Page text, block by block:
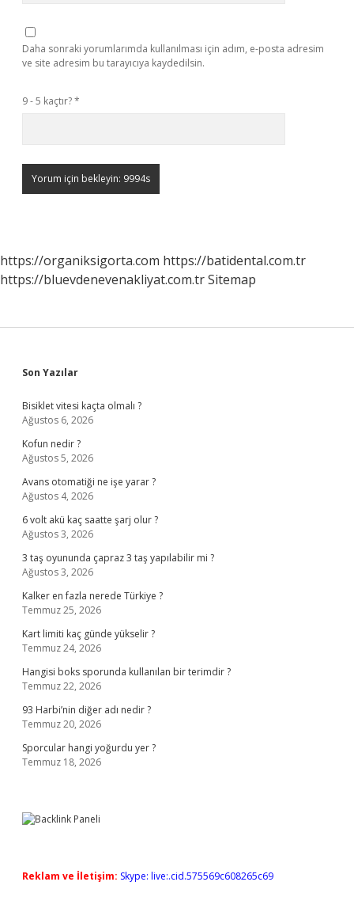
Daha sonraki yorumlarımda kullanılması için adım, e-posta adresim
ve site adresim bu tarayıcıya kaydedilsin.
9 - 5 kaçtır?*
https://organiksigorta.com https://batidental.com.tr
https://bluevdenevenakliyat.com.trSitemap
Sidebar
Son Yazılar
Bisiklet vitesi kaçta olmalı ?
Ağustos 6, 2026
Kofun nedir ?
Ağustos 5, 2026
Avans otomatiği ne işe yarar ?
Ağustos 4, 2026
6 volt akü kaç saatte şarj olur ?
Ağustos 3, 2026
3 taş oyununda çapraz 3 taş yapılabilir mi ?
Ağustos 3, 2026
Kalker en fazla nerede Türkiye ?
Temmuz 25, 2026
Kart limiti kaç günde yükselir ?
Temmuz 24, 2026
Hangisi boks sporunda kullanılan bir terimdir ?
Temmuz 22, 2026
93 Harbi’nin diğer adı nedir ?
Temmuz 20, 2026
Sporcular hangi yoğurdu yer ?
Temmuz 18, 2026
Reklam ve İletişim: Skype: live:.cid.575569c608265c69